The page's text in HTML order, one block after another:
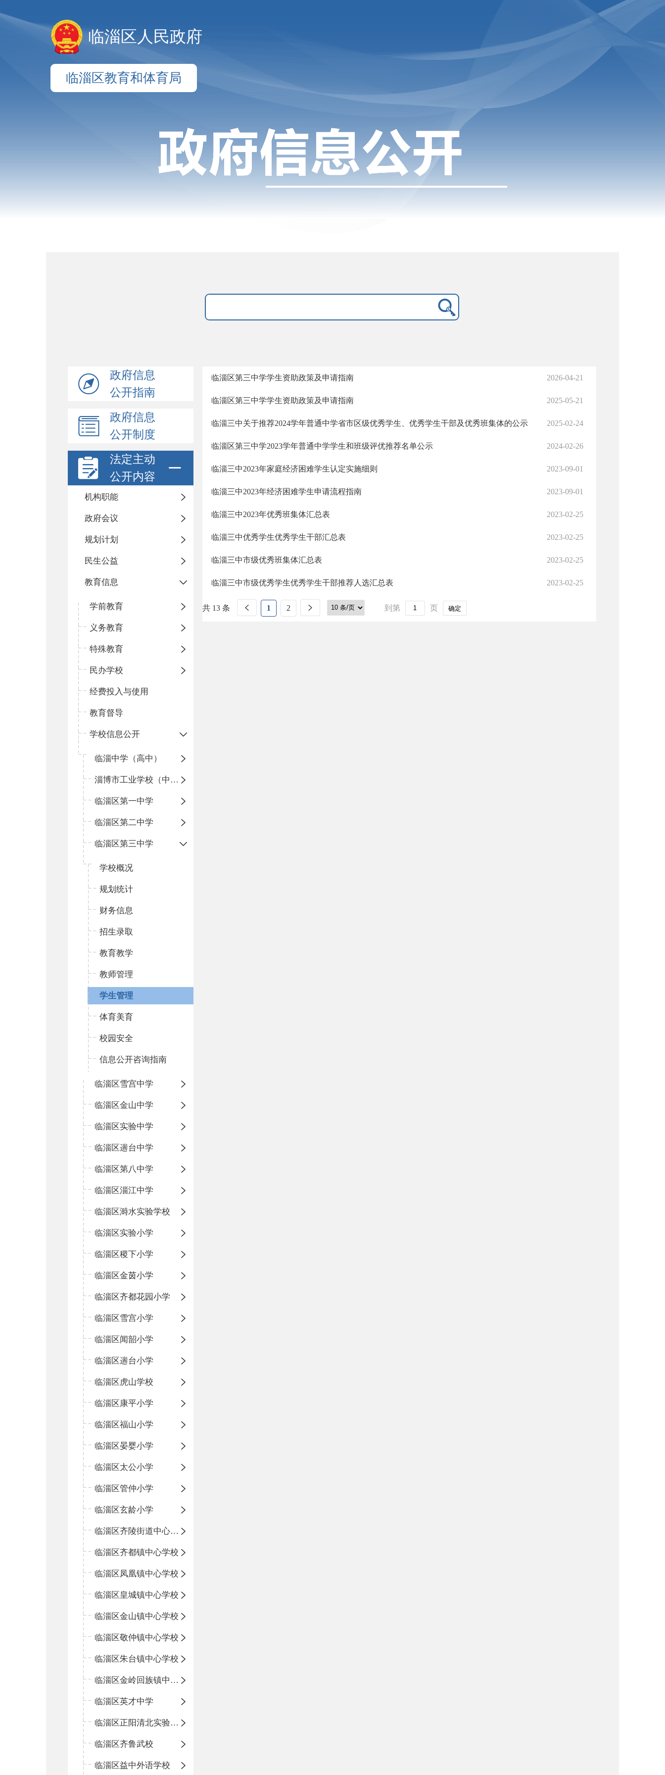
临淄区人民政府
临淄区教育和体育局
政府信息
公开指南
政府信息
公开制度
法定主动
公开内容
机构职能
政府会议
规划计划
民生公益
教育信息
学前教育
义务教育
特殊教育
民办学校
经费投入与使用
教育督导
学校信息公开
临淄中学（高中）
淄博市工业学校（中职学校）
临淄区第一中学
临淄区第二中学
临淄区第三中学
学校概况
规划统计
财务信息
招生录取
教育教学
教师管理
学生管理
体育美育
校园安全
信息公开咨询指南
临淄区雪宫中学
临淄区金山中学
临淄区实验中学
临淄区遄台中学
临淄区第八中学
临淄区淄江中学
临淄区溡水实验学校
临淄区实验小学
临淄区稷下小学
临淄区金茵小学
临淄区齐都花园小学
临淄区雪宫小学
临淄区闻韶小学
临淄区遄台小学
临淄区虎山学校
临淄区康平小学
临淄区福山小学
临淄区晏婴小学
临淄区太公小学
临淄区管仲小学
临淄区玄龄小学
临淄区齐陵街道中心学校
临淄区齐都镇中心学校
临淄区凤凰镇中心学校
临淄区皇城镇中心学校
临淄区金山镇中心学校
临淄区敬仲镇中心学校
临淄区朱台镇中心学校
临淄区金岭回族镇中心学校
临淄区英才中学
临淄区正阳清北实验学校
临淄区齐鲁武校
临淄区益中外语学校
临淄区第三中学学生资助政策及申请指南 2026-04-21
临淄区第三中学学生资助政策及申请指南 2025-05-21
临淄三中关于推荐2024学年普通中学省市区级优秀学生、优秀学生干部及优秀班集体的公示 2025-02-24
临淄区第三中学2023学年普通中学学生和班级评优推荐名单公示 2024-02-26
临淄三中2023年家庭经济困难学生认定实施细则 2023-09-01
临淄三中2023年经济困难学生申请流程指南 2023-09-01
临淄三中2023年优秀班集体汇总表 2023-02-25
临淄三中优秀学生优秀学生干部汇总表 2023-02-25
临淄三中市级优秀班集体汇总表 2023-02-25
临淄三中市级优秀学生优秀学生干部推荐人选汇总表 2023-02-25
共 13 条 1 2 到第 页 确定